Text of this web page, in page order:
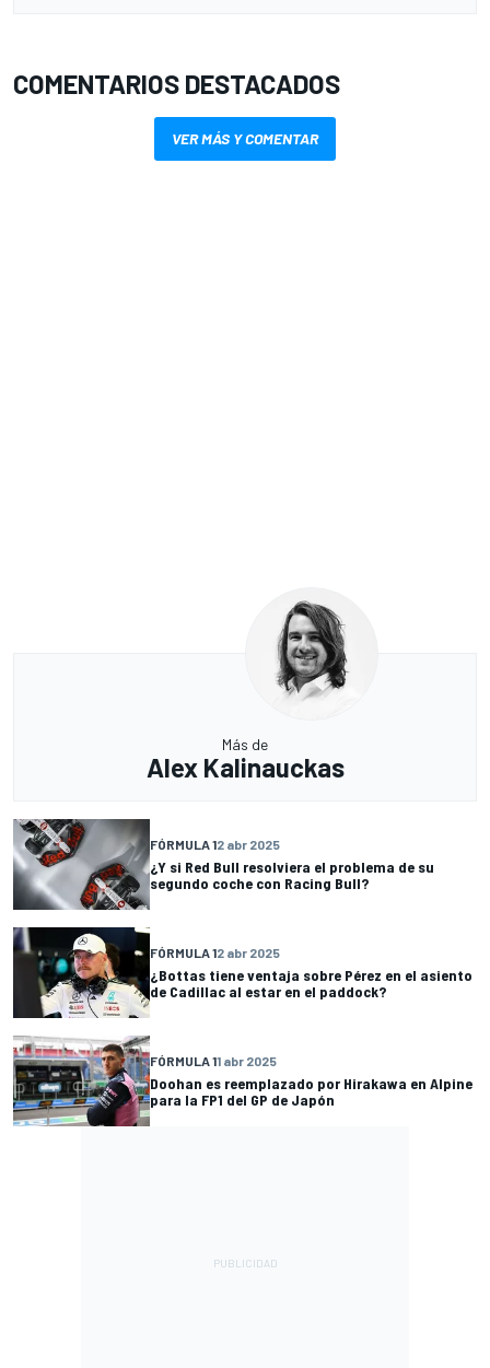
COMENTARIOS DESTACADOS
VER MÁS Y COMENTAR
Más de
Alex Kalinauckas
FÓRMULA 12 abr 2025
¿Y si Red Bull resolviera el problema de su
segundo coche con Racing Bull?
FÓRMULA 12 abr 2025
¿Bottas tiene ventaja sobre Pérez en el asiento
de Cadillac al estar en el paddock?
FÓRMULA 11 abr 2025
Doohan es reemplazado por Hirakawa en Alpine
para la FP1 del GP de Japón